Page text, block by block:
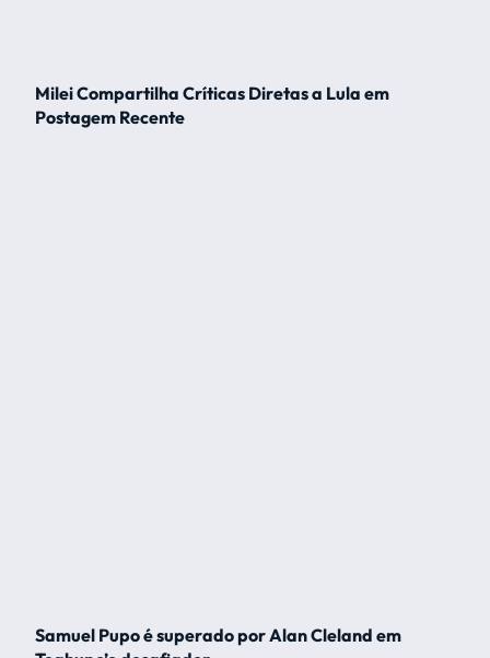
Milei Compartilha Críticas Diretas a Lula em
Postagem Recente
Samuel Pupo é superado por Alan Cleland em